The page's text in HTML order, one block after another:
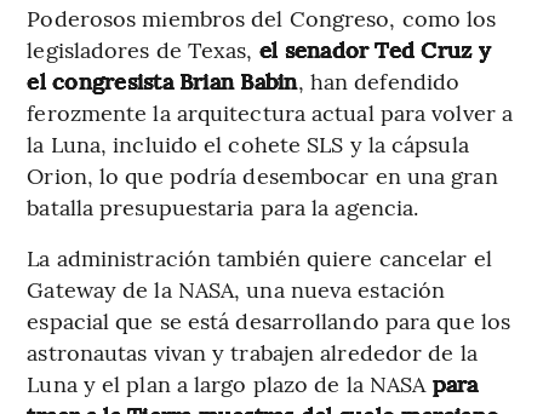
Poderosos miembros del Congreso, como los
legisladores de Texas, el senador Ted Cruz y
el congresista Brian Babin, han defendido
ferozmente la arquitectura actual para volver a
la Luna, incluido el cohete SLS y la cápsula
Orion, lo que podría desembocar en una gran
batalla presupuestaria para la agencia.
La administración también quiere cancelar el
Gateway de la NASA, una nueva estación
espacial que se está desarrollando para que los
astronautas vivan y trabajen alrededor de la
Luna y el plan a largo plazo de la NASA para